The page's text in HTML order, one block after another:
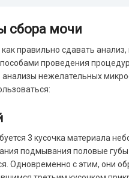
сбора мочи
как правильно сдавать
проведения
анализы нежелательных
3 кусочка материала
подмывания половые
Одновременно с этим, они